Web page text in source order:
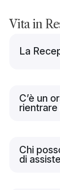
Vita in
La
C’è un
rientrare
Chi
di